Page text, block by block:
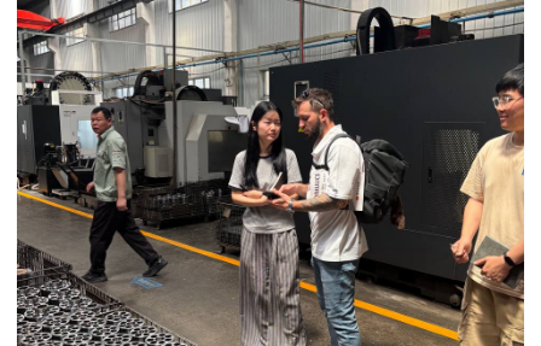
ИНДИВИДУАЛЬНЫЕ УСЛУГИ
Выгодные условия
Сертификация грузов
Консолидация грузов
Сопровождение грузов
Таможенное оформление
Страхование груза
Временное хранение
Организация производства
Проверка качества товара
Оплата и переговоры
с поставщиком
Инспекция поставщика
Товары для маркетплейсов